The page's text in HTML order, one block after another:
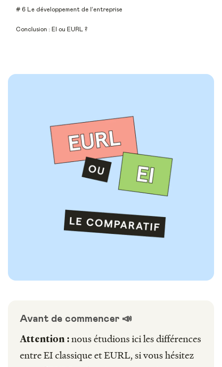
# 6 Le développement de l’entreprise
Conclusion : EI ou EURL ?
Avant de commencer 📣
Attention :nous étudions ici les différences
entre EI classique et EURL, si vous hésitez